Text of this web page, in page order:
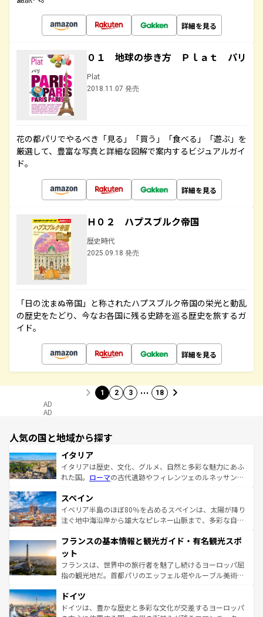
詳細を見る
０１ 地球の歩き方 Ｐｌａｔ パリ
Plat
2018.11.07 発売
花の都パリでやるべき「見る」「買う」「食べる」「遊ぶ」を
厳選して、豊富な写真と詳細な図解で案内するビジュアルガイ
ド。
詳細を見る
Ｈ０２ ハプスブルク帝国
歴史時代
2025.09.18 発売
「日の沈まぬ帝国」と称されたハプスブルク帝国の栄光と動乱
の歴史をたどり、今なお各国に残る史跡を巡る歴史を旅するガ
イド。
詳細を見る
1 2 3 … 18
AD
AD
人気の国と地域から探す
イタリア
イタリアは歴史、文化、グルメ、自然と多彩な魅力にあふ
れた国。 ローマの古代遺跡やフィレンツェのルネッサンス
ろん、トスカーナの美しい田園風景やアマルフィ海岸の絶
景など、自然景観も見逃せない。観光の合間には、本場の
ピザやパスタなど、絶品のイタリア料理を堪能することも
ませてくれるイタリアで、忘れられない旅をしてみよう！
なお、新着のイタリア情報は
しい。
スペイン
イベリア半島のほぼ80％を占めるスペインは、太陽が降り
注ぐ地中海沿岸から雄大なピレネー山脈まで、多彩な自然
文化が根付くこの国では、情熱的なフラメンコ、熱気あふ
れる闘牛、そして美味しいタパスが生活の一部となってい
る。首都マドリードの洗練された雰囲気や、バルセロナの
アートに溢れた街角から、地方では古代ローマ遺跡や中世
せる。地方によって風土や気候が異なるスペインはその個
性で訪れる人を魅了する。 なお、新着のスペイン情報は コ
ンテンツ一覧を参照してほしい。
フランスの基本情報と観光ガイド・有名観光スポ
ット
フランスは、世界中の旅行者を魅了し続けるヨーロッパ屈
指の観光地だ。首都パリのエッフェル塔やルーブル美術館
で、幅広い魅力が詰まっている。華麗な宮殿、歴史的な大
聖堂、美しいビーチ、そして豊かな自然が、訪れる者を心
ドイツ
ドイツは、豊かな歴史と多彩な文化が交差するヨーロッパ